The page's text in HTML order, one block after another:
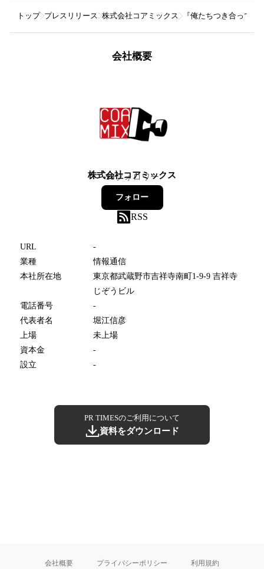
トップ プレスリリース 株式会社コアミックス 『俺たちつき合って
会社概要
株式会社コアミックス
18フォロワー
フォロー
RSS
URL
-
業種
情報通信
本社所在地
東京都武蔵野市吉祥寺南町1-9-9 吉祥寺
じぞうビル
電話番号
-
代表者名
堀江信彦
上場
未上場
資本金
-
設立
-
PR TIMESのご利用について
資料をダウンロード
会社概要 プライバシーポリシー 利用規約